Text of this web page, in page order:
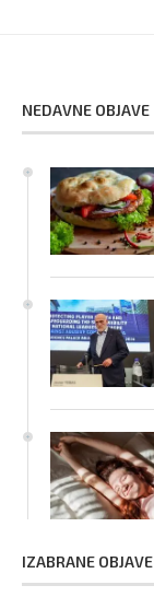
NEDAVNE OBJAVE
IZABRANE OBJAVE